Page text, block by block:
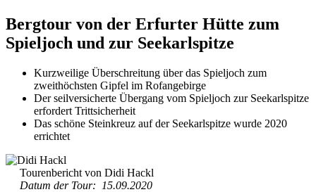
Bergtour von der Erfurter Hütte zum
Spieljoch und zur Seekarlspitze
Kurzweilige Überschreitung über das Spieljoch zum
zweithöchsten Gipfel im Rofangebirge
Der seilversicherte Übergang vom Spieljoch zur Seekarlspitze
erfordert Trittsicherheit
Das schöne Steinkreuz auf der Seekarlspitze wurde 2020
errichtet
Tourenbericht von Didi Hackl
Datum der Tour: 15.09.2020